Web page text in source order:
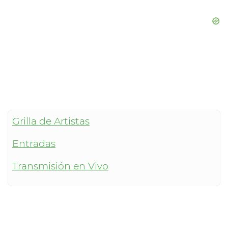
Grilla de Artistas
Entradas
Transmisión en Vivo